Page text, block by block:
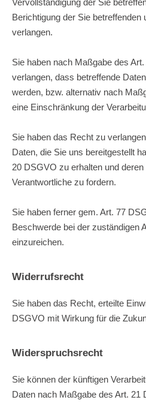
Vervollständigung der Sie
Berichtigung der Sie betreffenden
verlangen.
Sie haben nach Maßgabe des
verlangen, dass betreffende
werden, bzw. alternativ nach
eine Einschränkung der
Sie haben das Recht zu
Daten, die Sie uns bereitgestellt
20 DSGVO zu erhalten und
Verantwortliche zu fordern.
Sie haben ferner gem. Art. 77
Beschwerde bei der zuständigen
einzureichen.
Widerrufsrecht
Sie haben das Recht, erteilte
DSGVO mit Wirkung für die
Widerspruchsrecht
Sie können der künftigen
Daten nach Maßgabe des Art. 21